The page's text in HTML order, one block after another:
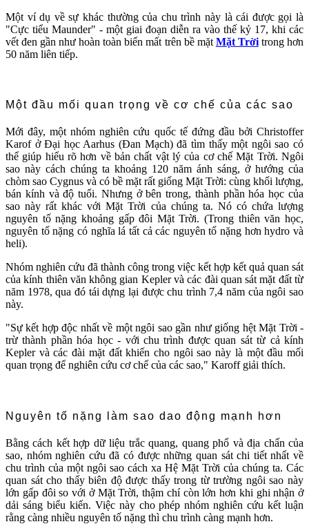
Một ví dụ về sự khác thường của chu trình này là cái được gọi là
"Cực tiểu Maunder" - một giai đoạn diễn ra vào thế kỷ 17, khi các
vết đen gần như hoàn toàn biến mất trên bề mặt Mặt Trờitrong hơn
50 năm liên tiếp.
Một đầu mối quan trọng về cơ chế của các sao
Mới đây, một nhóm nghiên cứu quốc tế đứng đầu bởi Christoffer
Karof ở Đại học Aarhus (Đan Mạch) đã tìm thấy một ngôi sao có
thể giúp hiểu rõ hơn về bản chất vật lý của cơ chế Mặt Trời. Ngôi
sao này cách chúng ta khoảng 120 năm ánh sáng, ở hướng của
chòm sao Cygnus và có bề mặt rất giống Mặt Trời: cùng khối lượng,
bán kính và độ tuổi. Nhưng ở bên trong, thành phần hóa học của
sao này rất khác với Mặt Trời của chúng ta. Nó có chứa lượng
nguyên tố nặng khoảng gấp đôi Mặt Trời. (Trong thiên văn học,
nguyên tố nặng có nghĩa lá tất cả các nguyên tố nặng hơn hydro và
heli).
Nhóm nghiên cứu đã thành công trong việc kết hợp kết quả quan sát
của kính thiên văn không gian Kepler và các đài quan sát mặt đất từ
năm 1978, qua đó tái dựng lại được chu trình 7,4 năm của ngôi sao
này.
"Sự kết hợp độc nhất về một ngôi sao gần như giống hệt Mặt Trời -
trừ thành phần hóa học - với chu trình được quan sát từ cả kính
Kepler và các đài mặt đất khiến cho ngôi sao này là một đầu mối
quan trọng để nghiên cứu cơ chế của các sao," Karoff giải thích.
Nguyên tố nặng làm sao dao động mạnh hơn
Bằng cách kết hợp dữ liệu trắc quang, quang phổ và địa chấn của
sao, nhóm nghiên cứu đã có được những quan sát chi tiết nhất về
chu trình của một ngôi sao cách xa Hệ Mặt Trời của chúng ta. Các
quan sát cho thấy biên độ được thấy trong từ trường ngôi sao này
lớn gấp đôi so với ở Mặt Trời, thậm chí còn lớn hơn khi ghi nhận ở
dải sáng biểu kiến. Việc này cho phép nhóm nghiên cứu kết luận
rằng càng nhiều nguyên tố nặng thì chu trình càng mạnh hơn.